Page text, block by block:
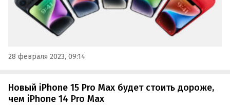
28 февраля 2023, 09:14
Новый iPhone 15 Pro Max будет стоить дороже,
чем iPhone 14 Pro Max